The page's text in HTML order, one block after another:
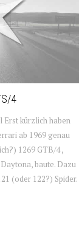
4
Erst kürzlich haben
ab 1969 genau
1269 GTB/4 ,
baute. Dazu
(oder 122?) Spider.